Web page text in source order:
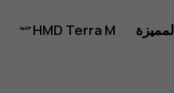
HMD Terra M